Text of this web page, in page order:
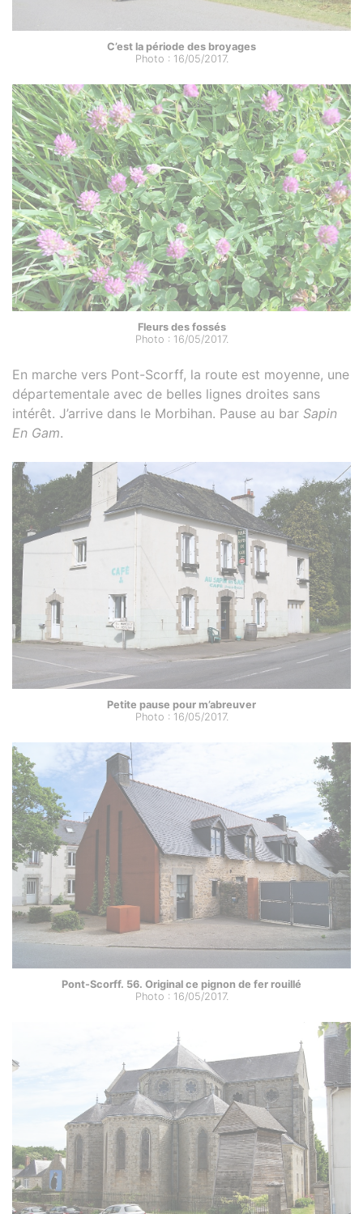
C’est la période des broyages
Photo : 16/05/2017.
Fleurs des fossés
Photo : 16/05/2017.
En marche vers Pont-Scorff, la route est moyenne, une
départementale avec de belles lignes droites sans
intérêt. J’arrive dans le Morbihan. Pause au bar Sapin
En Gam.
Petite pause pour m’abreuver
Photo : 16/05/2017.
Pont-Scorff. 56. Original ce pignon de fer rouillé
Photo : 16/05/2017.